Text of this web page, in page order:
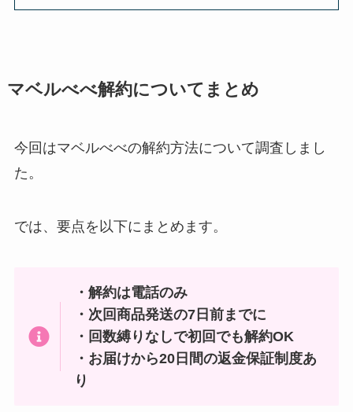
マベルべべ解約についてまとめ
今回はマベルべべの解約方法について調査しまし
た。
では、要点を以下にまとめます。
・解約は電話のみ
・次回商品発送の7日前までに
・回数縛りなしで初回でも解約OK
・お届けから20日間の返金保証制度あ
り